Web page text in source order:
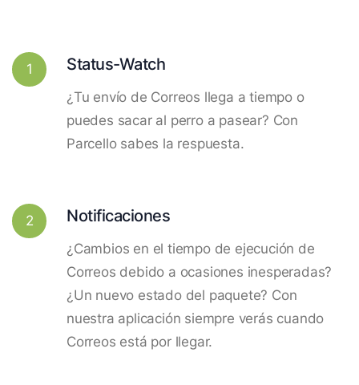
1 Status-Watch
¿Tu envío de Correos llega a tiempo o
puedes sacar al perro a pasear? Con
Parcello sabes la respuesta.
2 Notificaciones
¿Cambios en el tiempo de ejecución de
Correos debido a ocasiones inesperadas?
¿Un nuevo estado del paquete? Con
nuestra aplicación siempre verás cuando
Correos está por llegar.